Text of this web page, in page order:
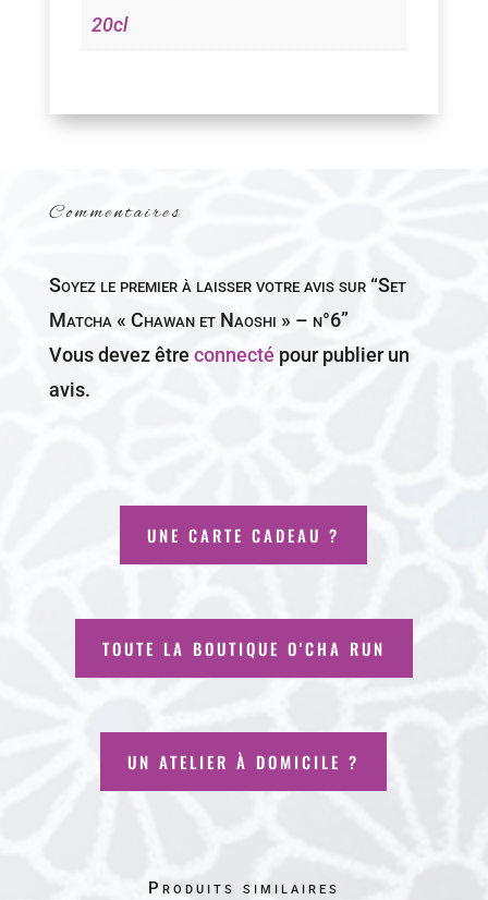
20cl
Commentaires
Soyez le premier à laisser votre avis sur “Set
Matcha « Chawan et Naoshi » – n°6”
Vous devez êtreconnecté pour publier un
avis.
UNE CARTE CADEAU ?
TOUTE LA BOUTIQUE O'CHA RUN
UN ATELIER À DOMICILE ?
Produits similaires